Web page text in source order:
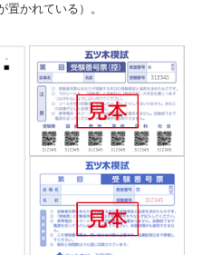
置かれている）。